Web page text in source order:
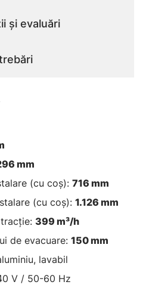
și evaluări
mm
(cu coş): 716 mm
(cu coş): 1.126 mm
399 m³/h
de evacuare: 150 mm
lavabil
V / 50-60 Hz